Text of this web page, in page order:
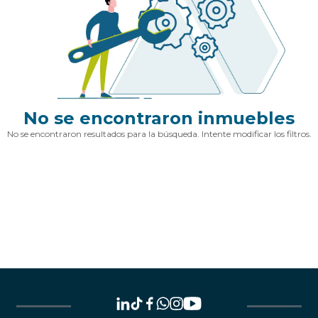
No se encontraron inmuebles
No se encontraron resultados para la búsqueda. Intente modificar los filtros.